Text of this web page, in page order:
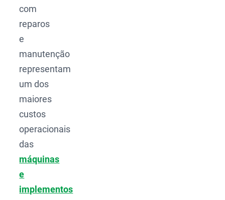
com
reparos
e
manutenção
representam
um dos
maiores
custos
operacionais
das
máquinas
e
implementos